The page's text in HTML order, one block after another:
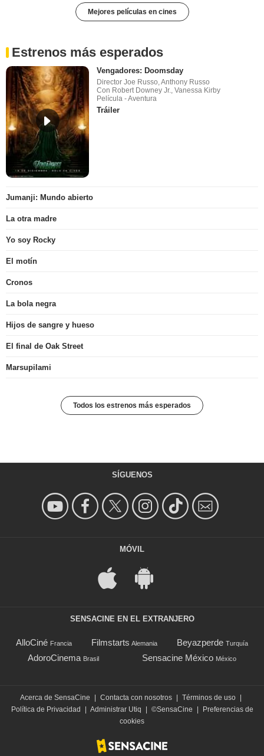
Mejores películas en cines
Estrenos más esperados
Vengadores: Doomsday
Director Joe Russo, Anthony Russo
Con Robert Downey Jr., Vanessa Kirby
Película - Aventura
Tráiler
Jumanji: Mundo abierto
La otra madre
Yo soy Rocky
El motín
Cronos
La bola negra
Hijos de sangre y hueso
El final de Oak Street
Marsupilami
Todos los estrenos más esperados
SÍGUENOS
MÓVIL
SENSACINE EN EL EXTRANJERO
AlloCiné Francia Filmstarts Alemania Beyazperde Turquía
AdoroCinema Brasil Sensacine México México
Acerca de SensaCine | Contacta con nosotros | Términos de uso |
Política de Privacidad
| Administrar Utiq | ©SensaCine |
Preferencias de
cookies